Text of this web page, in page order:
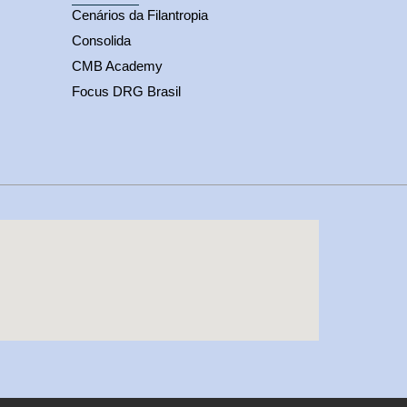
Cenários da Filantropia
Consolida
CMB Academy
Focus DRG Brasil